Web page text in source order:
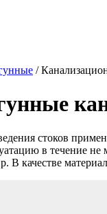
/
стоков
в течение
В качестве